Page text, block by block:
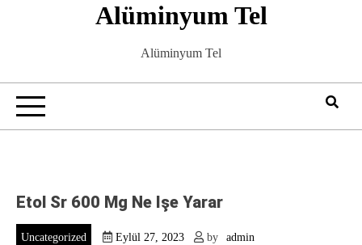
Alüminyum Tel
Alüminyum Tel
Etol Sr 600 Mg Ne Işe Yarar
Uncategorized Eylül 27, 2023 by admin